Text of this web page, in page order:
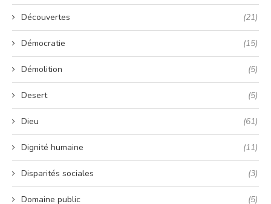
Découvertes (21)
Démocratie (15)
Démolition (5)
Desert (5)
Dieu (61)
Dignité humaine (11)
Disparités sociales (3)
Domaine public (5)